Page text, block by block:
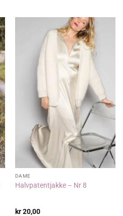
DAME
Halvpatentjakke – Nr 8
kr20,00